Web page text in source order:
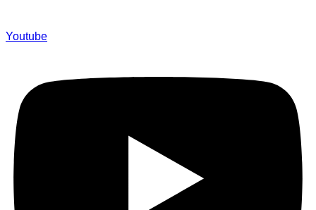
Youtube